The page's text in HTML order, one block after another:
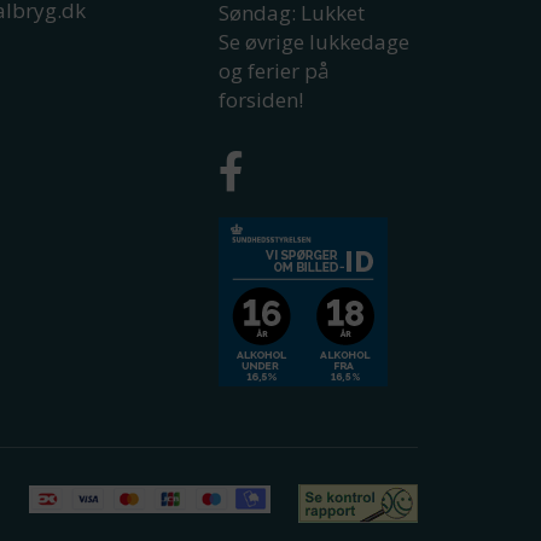
Søndag: Lukket
Se øvrige lukkedage
og ferier på
forsiden!